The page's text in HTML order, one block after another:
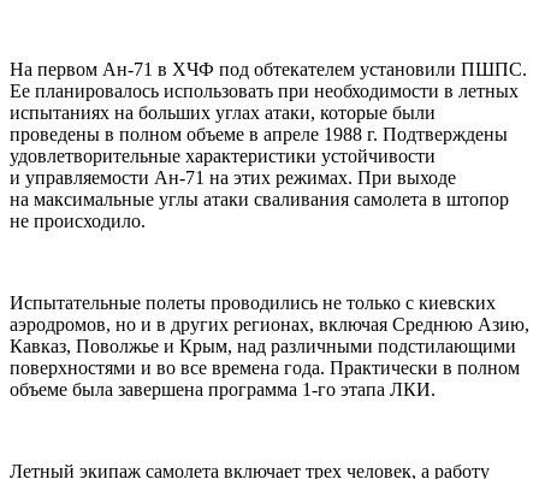
Hа первом Ан-71 в ХЧФ под обтекателем установили ПШПС.
Ее планировалось использовать при необходимости в летных
испытаниях на больших углах атаки, которые были
проведены в полном объеме в апреле 1988 г. Подтверждены
удовлетворительные характеристики устойчивости
и управляемости Ан-71 на этих режимах. При выходе
на максимальные углы атаки сваливания самолета в штопор
не происходило.
Испытательные полеты проводились не только с киевских
аэродромов, но и в других регионах, включая Среднюю Азию,
Кавказ, Поволжье и Крым, над различными подстилающими
поверхностями и во все времена года. Практически в полном
объеме была завершена программа 1-го этапа ЛКИ.
Летный экипаж самолета включает трех человек, а работу